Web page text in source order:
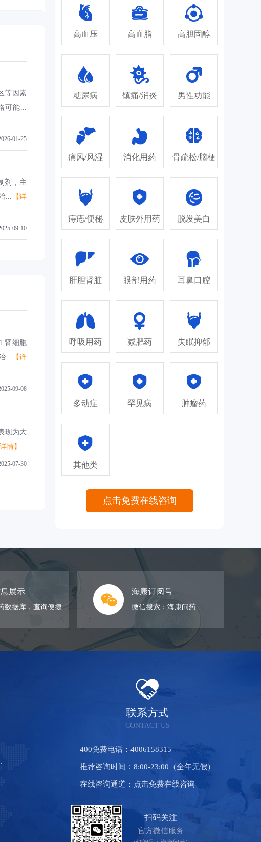
等因素
可能...
01-25
剂，主
... 【详
09-10
肾细胞
... 【详
09-08
现为大
详情】
07-30
高血压 高血脂 高胆固醇
糖尿病 镇痛/消炎 男性功能
痛风/风湿 消化用药 骨疏松/脑梗
痔疮/便秘 皮肤外用药 脱发美白
肝胆肾脏 眼部用药 耳鼻口腔
呼吸用药 减肥药 失眠抑郁
多动症 罕见病 肿瘤药
其他类
点击免费在线咨询
展示
数据库，查询便捷
海康订阅号
微信搜索：海康问药
联系方式
CONTACT US
400免费电话：4006158315
推荐咨询时间：8:00-23:00（全年无假）
在线咨询通道：点击免费在线咨询
扫码关注
官方微信服务